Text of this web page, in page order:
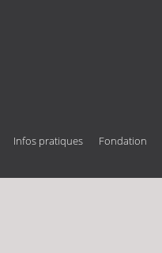
Infos pratiques Fondation